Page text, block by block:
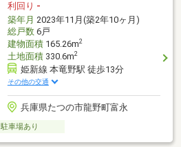
利回り -
築年月 2023年11月(築2年10ヶ月)
総戸数6戸
建物面積165.26m2
土地面積330.6m2
姫新線 本竜野駅 徒歩13分
その他の交通
兵庫県たつの市龍野町富永
駐車場あり